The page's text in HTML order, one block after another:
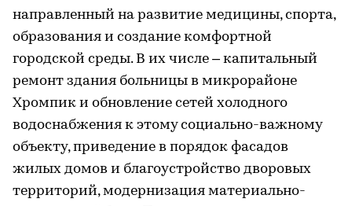
направленный на развитие медицины, спорта,
образования и создание комфортной
городской среды. В их числе – капитальный
ремонт здания больницы в микрорайоне
Хромпик и обновление сетей холодного
водоснабжения к этому социально-важному
объекту, приведение в порядок фасадов
жилых домов и благоустройство дворовых
территорий, модернизация материально-